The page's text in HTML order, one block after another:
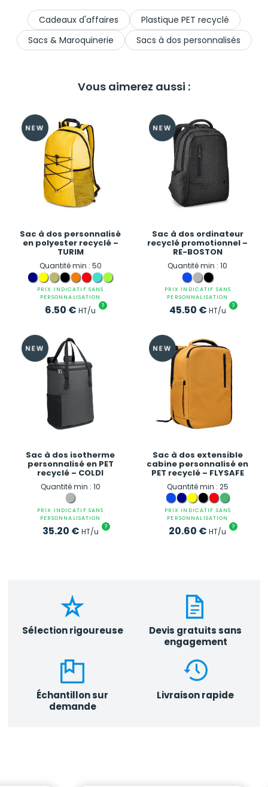
Cadeaux d'affaires
Plastique PET recyclé
Sacs & Maroquinerie
Sacs à dos personnalisés
Vous aimerez aussi :
Sac à dos personnalisé
en polyester recyclé –
TURIM
Quantité min : 50
PRIX INDICATIF SANS
PERSONNALISATION
6.50 € HT/u ?
Sac à dos ordinateur
recyclé promotionnel –
RE-BOSTON
Quantité min : 10
PRIX INDICATIF SANS
PERSONNALISATION
45.50 € HT/u ?
Sac à dos isotherme
personnalisé en PET
recyclé – COLDI
Quantité min : 10
PRIX INDICATIF SANS
PERSONNALISATION
35.20 € HT/u ?
Sac à dos extensible
cabine personnalisé en
PET recyclé – FLYSAFE
Quantité min : 25
PRIX INDICATIF SANS
PERSONNALISATION
20.60 € HT/u ?
Sélection rigoureuse
Devis gratuits sans
engagement
Échantillon sur
demande
Livraison rapide